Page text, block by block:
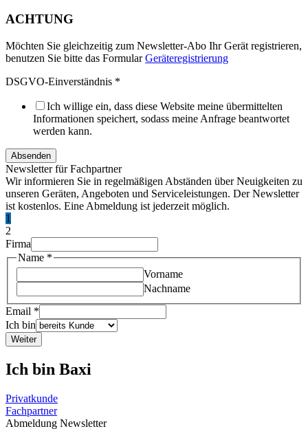
ACHTUNG
Möchten Sie gleichzeitig zum Newsletter-Abo Ihr Gerät registrieren,
benutzen Sie bitte das FormularGeräteregistrierung
DSGVO-Einverständnis *
Ich willige ein, dass diese Website meine übermittelten
Informationen speichert, sodass meine Anfrage beantwortet
werden kann.
Absenden
Newsletter für Fachpartner
Wir informieren Sie in regelmäßigen Abständen über Neuigkeiten zu
unseren Geräten, Angeboten und Serviceleistungen. Der Newsletter
ist kostenlos. Eine Abmeldung ist jederzeit möglich.
1
2
Firma
Name *
Vorname
Nachname
Email *
Ich bin
Weiter
Ich bin Baxi
Privatkunde
Fachpartner
Abmeldung Newsletter